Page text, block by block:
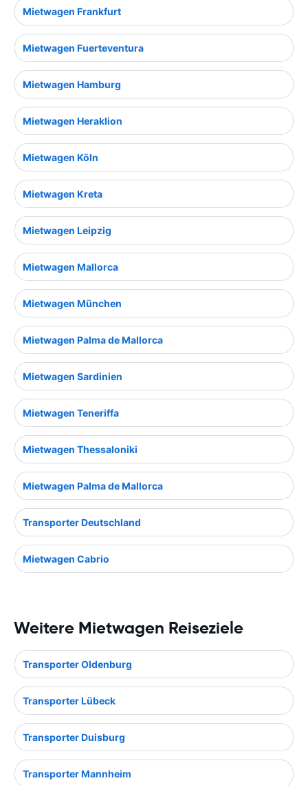
Mietwagen Frankfurt
Mietwagen Fuerteventura
Mietwagen Hamburg
Mietwagen Heraklion
Mietwagen Köln
Mietwagen Kreta
Mietwagen Leipzig
Mietwagen Mallorca
Mietwagen München
Mietwagen Palma de Mallorca
Mietwagen Sardinien
Mietwagen Teneriffa
Mietwagen Thessaloniki
Mietwagen Palma de Mallorca
Transporter Deutschland
Mietwagen Cabrio
Weitere Mietwagen Reiseziele
Transporter Oldenburg
Transporter Lübeck
Transporter Duisburg
Transporter Mannheim